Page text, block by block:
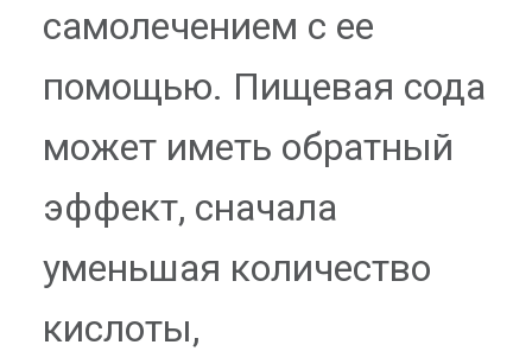
самолечением с ее
помощью. Пищевая сода
может иметь обратный
эффект, сначала
уменьшая количество
кислоты,